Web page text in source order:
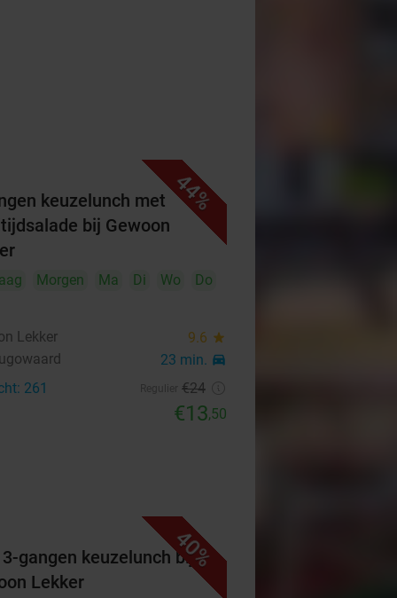
44%
keuzelunch met
bij Gewoon
Morgen Ma Di Wo
Do
Lekker
9.6 star
23 min. directions_car
261 €24
€13,50
40%
gangen keuzelunch bij
Lekker